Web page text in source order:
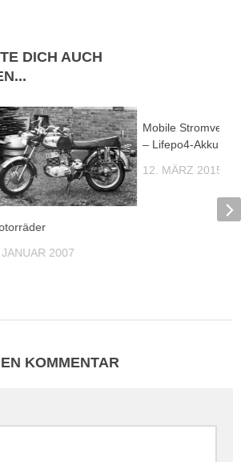
DICH AUCH
2007
Mobile
– Lifepo4-Akku
12. MÄRZ 2015
KOMMENTAR